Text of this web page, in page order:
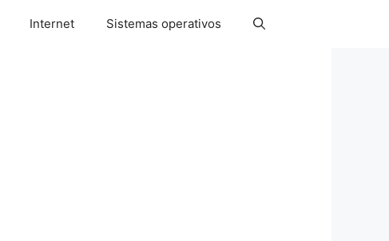
Internet Sistemas operativos